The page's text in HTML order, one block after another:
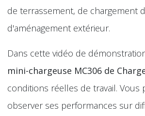
de terrassement, de chargement
d'aménagement extérieur.
Dans cette vidéo de
mini-chargeuse MC306 de
conditions réelles de travail. Vous
observer ses performances sur